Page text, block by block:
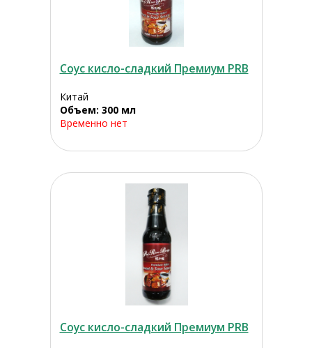
Соус кисло-сладкий Премиум PRB
Китай
Объем: 300 мл
Временно нет
Соус кисло-сладкий Премиум PRB